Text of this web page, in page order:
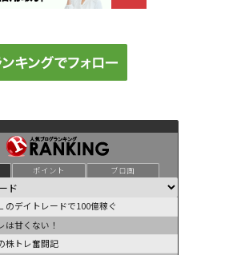
ポイント ブロ画
のデイトレードで100億稼ぐ
は甘くない！
株トレ奮闘記